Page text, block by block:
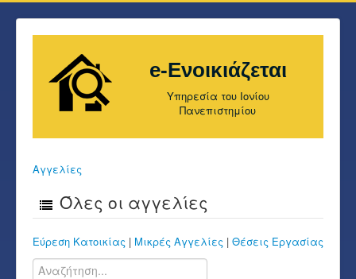
e-Ενοικιάζεται
Υπηρεσία του Ιονίου
Πανεπιστημίου
Αγγελίες
Όλες οι αγγελίες
Εύρεση Κατοικίας | Μικρές Αγγελίες | Θέσεις Εργασίας